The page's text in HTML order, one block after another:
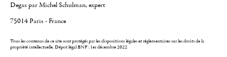
Degas par Michel Schulman, expert
75014 Paris - France
Tous les contenus de ce site sont protégés par les dispositions légales et réglementaires sur les droits de la
propriété intellectuelle.Dépot légal BNF : 1er décembre 2022